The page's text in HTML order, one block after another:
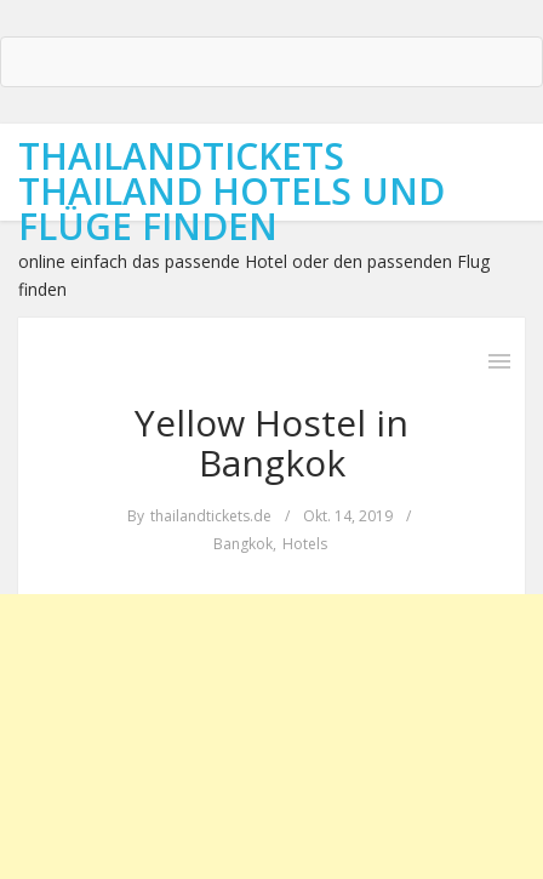
THAILANDTICKETS
THAILAND HOTELS UND
FLÜGE FINDEN
online einfach das passende Hotel oder den passenden Flug
finden
Yellow Hostel in
Bangkok
By thailandtickets.de / Okt. 14, 2019
/
Bangkok, Hotels